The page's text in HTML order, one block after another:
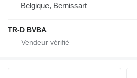
Belgique, Bernissart
TR-D BVBA